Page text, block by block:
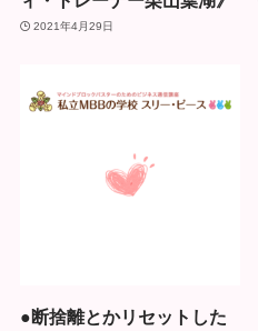
2021年4月29日
●断捨離とかリセットした